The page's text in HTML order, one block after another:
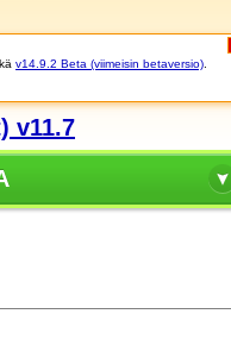
v14.9.2 Beta (viimeisin betaversio)
v11.7